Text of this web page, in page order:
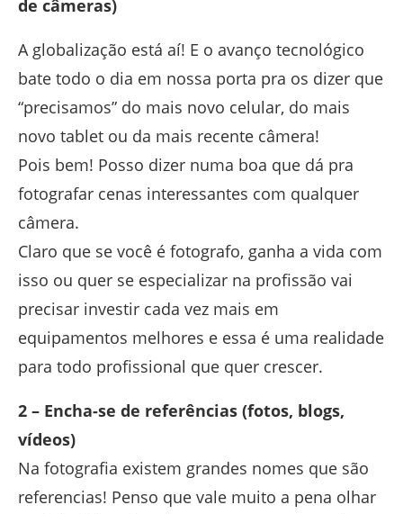
de câmeras)
A globalização está aí! E o avanço tecnológico
bate todo o dia em nossa porta pra os dizer que
“precisamos” do mais novo celular, do mais
novo tablet ou da mais recente câmera!
Pois bem! Posso dizer numa boa que dá pra
fotografar cenas interessantes com qualquer
câmera.
Claro que se você é fotografo, ganha a vida com
isso ou quer se especializar na profissão vai
precisar investir cada vez mais em
equipamentos melhores e essa é uma realidade
para todo profissional que quer crescer.
2 – Encha-se de referências (fotos, blogs,
vídeos)
Na fotografia existem grandes nomes que são
referencias! Penso que vale muito a pena olhar